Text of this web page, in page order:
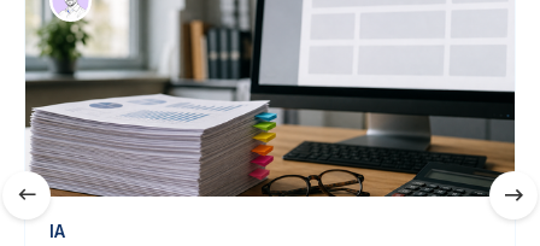
IA